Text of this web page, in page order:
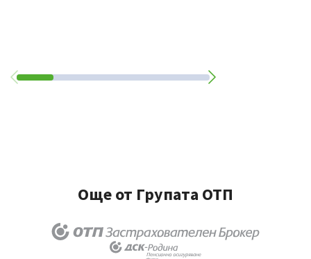
Още от Групата ОТП